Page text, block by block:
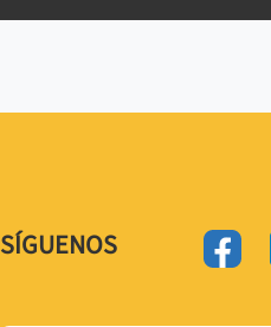
SÍGUENOS